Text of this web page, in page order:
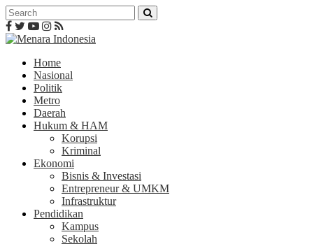
Home
Nasional
Politik
Metro
Daerah
Hukum & HAM
Korupsi
Kriminal
Ekonomi
Bisnis & Investasi
Entrepreneur & UMKM
Infrastruktur
Pendidikan
Kampus
Sekolah